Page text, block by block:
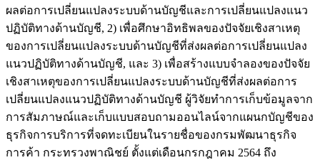
ผลต่อการเปลี่ยนแปลงระบบด้านบัญชีและการเปลี่ยนแปลงแนว
ปฏิบัติทางด้านบัญชี, 2) เพื่อศึกษาอิทธิพลของปัจจัยเชิงสาเหตุ
ของการเปลี่ยนแปลงระบบด้านบัญชีที่ส่งผลต่อการเปลี่ยนแปลง
แนวปฏิบัติทางด้านบัญชี, และ 3) เพื่อสร้างแบบจำลองของปัจจัย
เชิงสาเหตุของการเปลี่ยนแปลงระบบด้านบัญชีที่ส่งผลต่อการ
เปลี่ยนแปลงแนวปฏิบัติทางด้านบัญชี ผู้วิจัยทำการเก็บข้อมูลจาก
การสัมภาษณ์และเก็บแบบสอบถามออนไลน์จากแผนกบัญชีของ
ธุรกิจการบริการที่จดทะเบียนในรายชื่อของกรมพัฒนาธุรกิจ
การค้า กระทรวงพาณิชย์ ตั้งแต่เดือนกรกฎาคม 2564 ถึง